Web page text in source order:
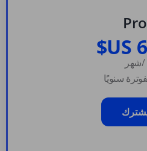
Pro
/شهر
سنويًا